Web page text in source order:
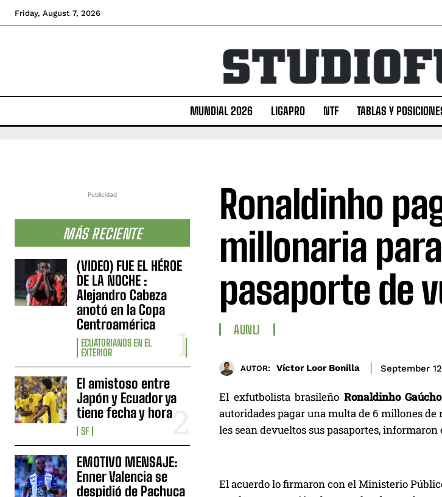
Friday, August 7, 2026
MUNDIAL 2026 LIGAPRO NTF TABLAS Y
Publicidad
MÁS RECIENTE
(VIDEO) FUE EL HÉROE
DE LA NOCHE :
Alejandro Cabeza
anotó en la Copa
Centroamérica
ECUATORIANOS EN EL
EXTERIOR
El amistoso entre
Japón y Ecuador ya
tiene fecha y hora
SF
EMOTIVO MENSAJE:
Enner Valencia se
despidió de Pachuca
Ronaldinho
millonaria
pasaporte de
AUNLI
AUTOR: Víctor Loor Bonilla September
El exfutbolista brasileño Ronaldinho
autoridades pagar una multa de 6 millones de
les sean devueltos sus pasaportes,
El acuerdo lo firmaron con el Ministerio